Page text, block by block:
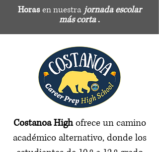
Horas en nuestra jornada escolar
más corta.
Costanoa Highofrece un camino
académico alternativo, donde los